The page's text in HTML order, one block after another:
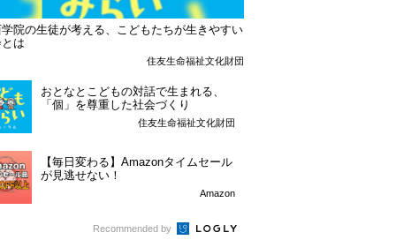
院の生徒が考える、こどもたちが生きやすい
は
住友生命福祉文化財団
おとなとこどもの対話で生まれる、
「個」を尊重した社会づくり
住友生命福祉文化財団
【毎日変わる】Amazonタイムセール
が見逃せない！
Amazon
Recommended by